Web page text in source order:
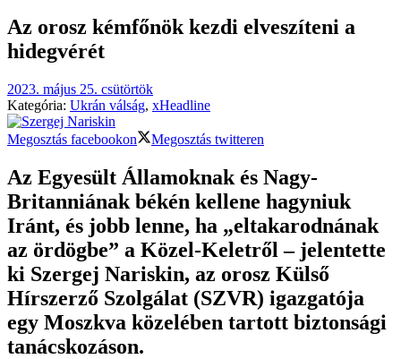
Az orosz kémfőnök kezdi elveszíteni a
hidegvérét
2023. május 25. csütörtök
Kategória: Ukrán válság, xHeadline
Megosztás facebookon Megosztás twitteren
Az Egyesült Államoknak és Nagy-
Britanniának békén kellene hagyniuk
Iránt, és jobb lenne, ha „eltakarodnának
az ördögbe” a Közel-Keletről – jelentette
ki Szergej Nariskin, az orosz Külső
Hírszerző Szolgálat (SZVR) igazgatója
egy Moszkva közelében tartott biztonsági
tanácskozáson.